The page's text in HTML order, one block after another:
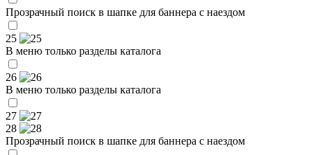
Прозрачный поиск в шапке для баннера с наездом
25
В меню только разделы каталога
26
В меню только разделы каталога
27
28
Прозрачный поиск в шапке для баннера с наездом